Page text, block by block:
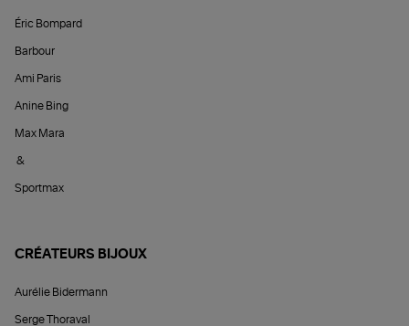
Éric Bompard
Barbour
Ami Paris
Anine Bing
Max Mara
&
Sportmax
CRÉATEURS BIJOUX
Aurélie Bidermann
Serge Thoraval